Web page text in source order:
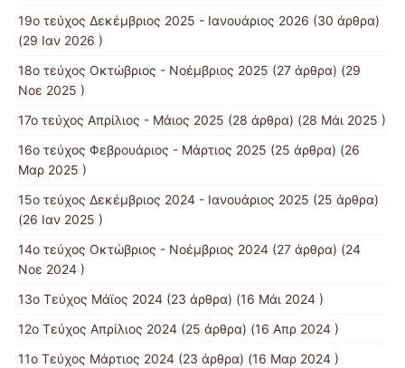
19o τεύχος Δεκέμβριος 2025 - Ιανουάριος 2026 (30 άρθρα)
(29 Ιαν 2026 )
18ο τεύχος Οκτώβριος - Νοέμβριος 2025 (27 άρθρα) (29
Νοε 2025 )
17ο τεύχος Απρίλιος - Μάιος 2025 (28 άρθρα) (28 Μάι 2025 )
16ο τεύχος Φεβρουάριος - Μάρτιος 2025 (25 άρθρα) (26
Μαρ 2025 )
15ο τεύχος Δεκέμβριος 2024 - Ιανουάριος 2025 (25 άρθρα)
(26 Ιαν 2025 )
14ο τεύχος Οκτώβριος - Νοέμβριος 2024 (27 άρθρα) (24
Νοε 2024 )
13ο Τεύχος Μάϊος 2024 (23 άρθρα) (16 Μάι 2024 )
12ο Τεύχος Απρίλιος 2024 (25 άρθρα) (16 Απρ 2024 )
11ο Τεύχος Μάρτιος 2024 (23 άρθρα) (16 Μαρ 2024 )